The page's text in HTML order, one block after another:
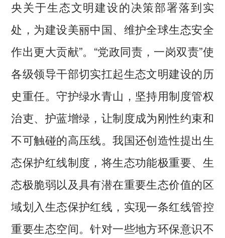
央关于生态文明建设的决策部署落到实
处，为建设美丽中国、维护全球生态安全
作出更大贡献”。“党政同责，一岗双责”使
各级领导干部切实扛起生态文明建设的历
史重任。守护绿水青山，坚持用制度管权
治吏、护蓝增绿，让制度成为刚性约束和
不可触碰的高压线。我国还创造性提出生
态保护红线制度，将生态功能极重要、生
态极脆弱以及具有潜在重要生态价值的区
域划入生态保护红线，实现一条红线管控
重要生态空间。针对一些地方环保意识不